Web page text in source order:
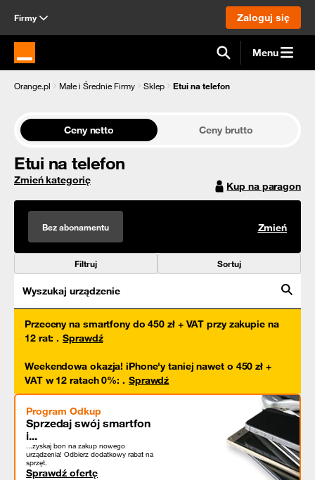
Firmy Zaloguj się
Strona główna Orange.pl Menu
Orange.pl Małe i Średnie Firmy Sklep Etui na telefon
Ceny netto Ceny brutto
Etui na telefon
Zmień kategorię Kup na paragon
Bez abonamentu Zmień
Filtruj Sortuj
Wyszukaj urządzenie
Przeceny na smartfony do 450 zł + VAT przy zakupie na
12 rat: . Sprawdź
Weekendowa okazja! iPhone'y taniej nawet o 450 zł +
VAT w 12 ratach 0%: . Sprawdź
Program Odkup
Sprzedaj swój smartfon
i...
...zyskaj bon na zakup nowego
urządzenia! Odbierz dodatkowy rabat na
sprzęt.
Sprawdź ofertę